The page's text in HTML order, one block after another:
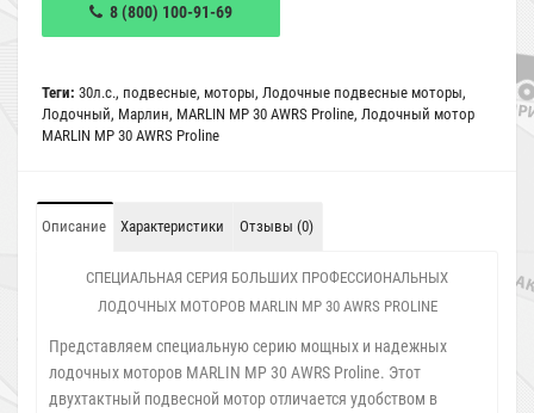
8 (800) 100-91-69
Теги: 30л.с., подвесные, моторы, Лодочные подвесные моторы,
Лодочный, Марлин, MARLIN MP 30 AWRS Proline, Лодочный мотор
MARLIN MP 30 AWRS Proline
Описание Характеристики Отзывы (0)
СПЕЦИАЛЬНАЯ СЕРИЯ БОЛЬШИХ ПРОФЕССИОНАЛЬНЫХ
ЛОДОЧНЫХ МОТОРОВ MARLIN MP 30 AWRS PROLINE
Представляем специальную серию мощных и надежных
лодочных моторов MARLIN MP 30 AWRS Proline. Этот
двухтактный подвесной мотор отличается удобством в